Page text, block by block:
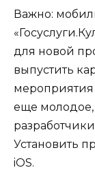
Важно:
для новой
выпустить
еще молодое,
Установить
iOS.